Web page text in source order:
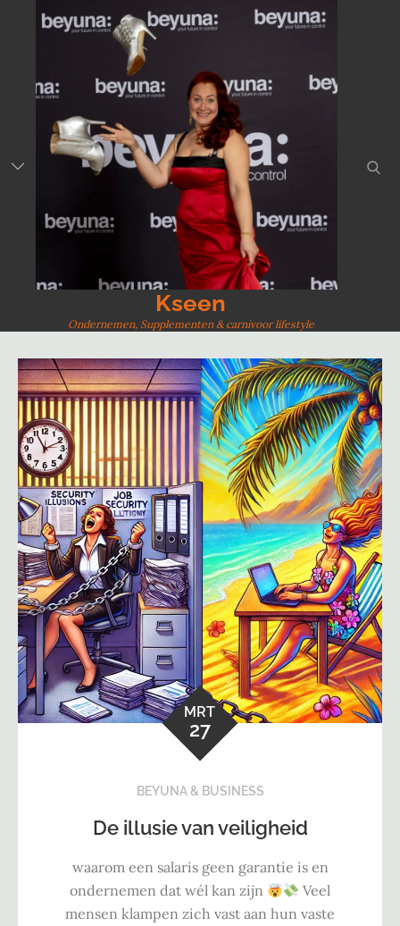
Kseen
Ondernemen, Supplementen & carnivoor lifestyle
MRT
27
BEYUNA & BUSINESS
De illusie van veiligheid
waarom een salaris geen garantie is en
ondernemen dat wél kan zijn
Veel
mensen klampen zich vast aan hun vaste